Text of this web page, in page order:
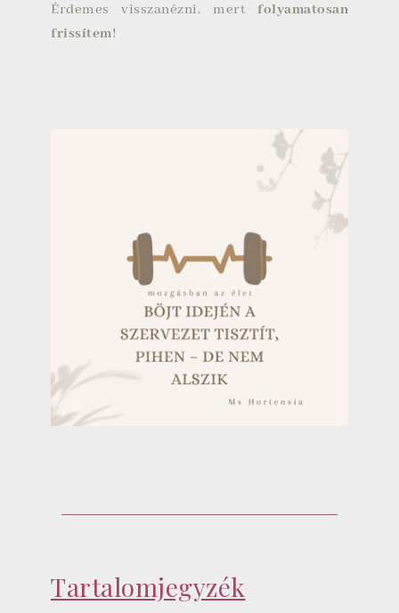
Érdemes visszanézni, mert folyamatosan
frissítem!
Tartalomjegyzék